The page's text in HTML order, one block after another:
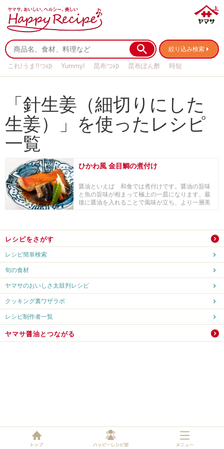
絞り込み検索
これ!うま!!つゆ Yummy! 昆布つゆ 昆布ぽん酢
時短
「針生姜（細切りにした
生姜）」を使ったレシピ
一覧
ひかわ風 金目鯛の煮付け
醤油といえば 和食では煮付けです。醤油の旨味
と魚の旨味が相まって極上の一皿になります。最
後に醤油を入れることで風味が立ち、より一層美
レシピをさがす
レシピ簡単検索
旬の食材
ヤマサのおいしさ太鼓判レシピ
クッキング裏ワザラボ
レシピ制作者一覧
ヤマサ醤油とつながる